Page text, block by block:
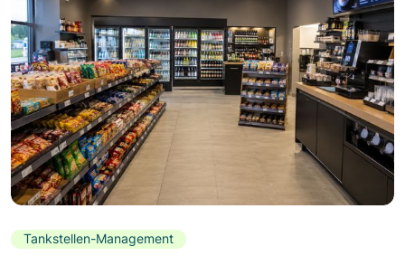
Tankstellen-Management